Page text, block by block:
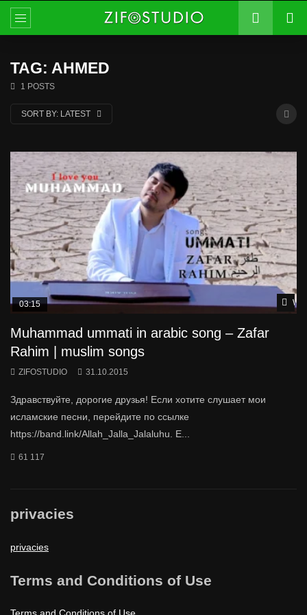
TAG: AHMED
1 POSTS
SORT BY: LATEST
03:15
Muhammad ummati in arabic song – Zafar
Rahim | muslim songs
ZIFOSTUDIO 31.10.2015
Здравствуйте, дорогие друзья! Если хотите слушает мои
исламские песни, перейдите по ссылке
https://band.link/Allah_Jalla_Jalaluhu. Е...
61 117
privacies
privacies
Terms and Conditions of Use